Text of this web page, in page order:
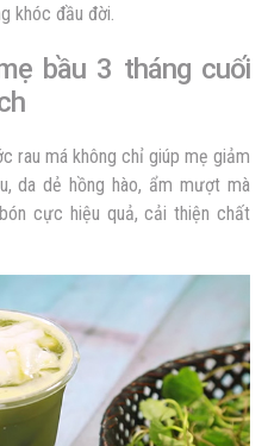
khóc đầu đời.
bầu 3 tháng cuối
rau má không chỉ giúp mẹ giảm
da dẻ hồng hào, ẩm mượt mà
cực hiệu quả, cải thiện chất